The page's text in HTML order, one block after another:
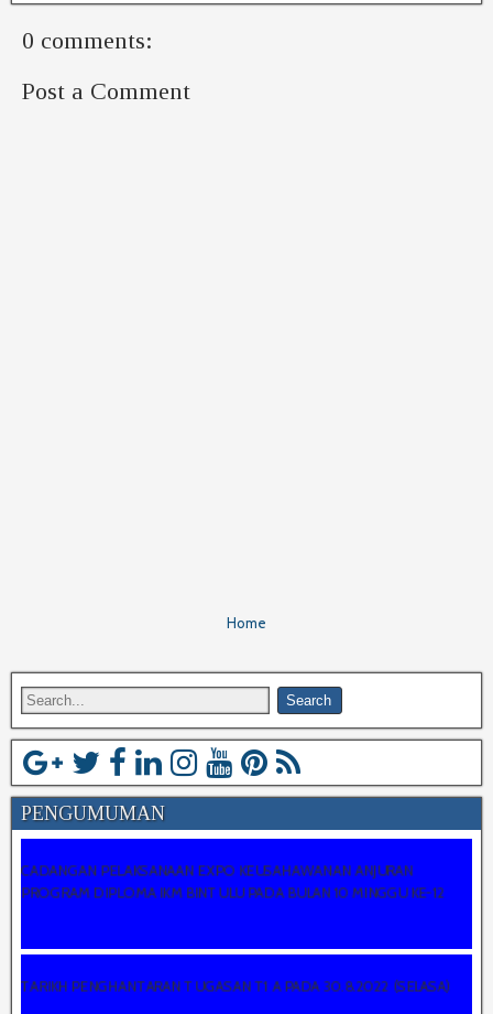
0 comments:
Post a Comment
Home
PENGUMUMAN
PROGRAM DIPLOMA IKM BINTULU PADA BULAN 10 MINGGU KE-12